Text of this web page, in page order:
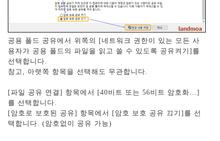
공용 폴드 공유에서 위쪽의 [네트워크 권한이 있는 모든 사
용자가 공용 폴드의 파일을 읽고 쓸 수 있도록 공유켜기]를
선택합니다.
참고, 아랫쪽 항목을 선택해도 무관합니다.
[파일 공유 연결] 항목에서 [40비트 또는 56비트 암호화...]
를 선택합니다.
[암호로 보호된 공유] 항목에서 [암호 보호 공유 끄기]를 선
택합니다. (암호없이 공유 가능)